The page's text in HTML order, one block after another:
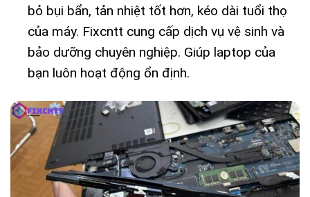
bỏ bụi bẩn, tản nhiệt tốt hơn, kéo dài tuổi thọ
của máy. Fixcntt cung cấp dịch vụ vệ sinh và
bảo dưỡng chuyên nghiệp. Giúp laptop của
bạn luôn hoạt động ổn định.